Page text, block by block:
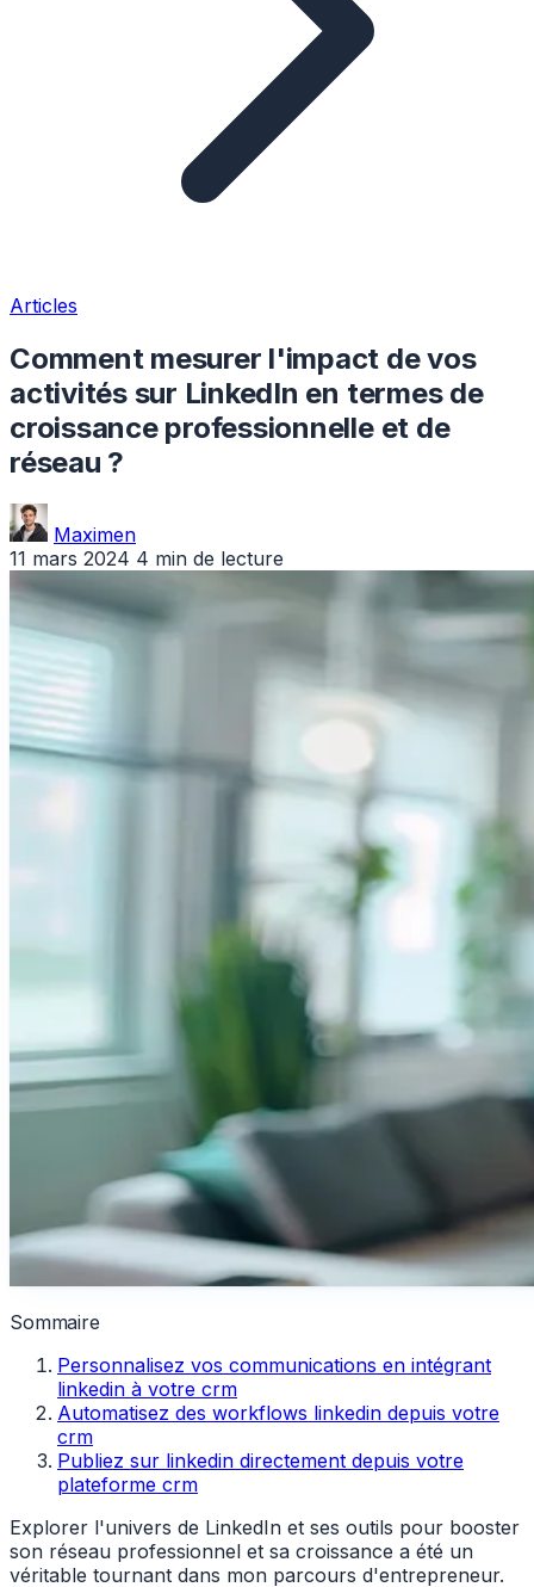
Articles
Comment mesurer l'impact de vos
activités sur LinkedIn en termes de
croissance professionnelle et de
réseau ?
Maximen
11 mars 2024 4 min de lecture
Sommaire
Personnalisez vos communications en intégrant
linkedin à votre crm
Automatisez des workflows linkedin depuis votre
crm
Publiez sur linkedin directement depuis votre
plateforme crm
Explorer l'univers de LinkedIn et ses outils pour booster
son réseau professionnel et sa croissance a été un
véritable tournant dans mon parcours d'entrepreneur.